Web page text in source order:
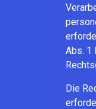
Abs. 1
Die